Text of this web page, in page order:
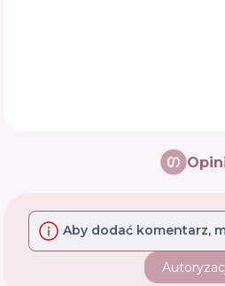
Aby dodać komentarz,